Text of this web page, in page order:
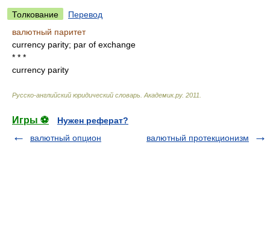
Толкование
Перевод
валютный паритет
currency parity; par of exchange
* * *
currency parity
Русско-английский юридический словарь Академик.ру. 2011
Игры ⚽
Нужен реферат?
валютный опцион
валютный протекционизм